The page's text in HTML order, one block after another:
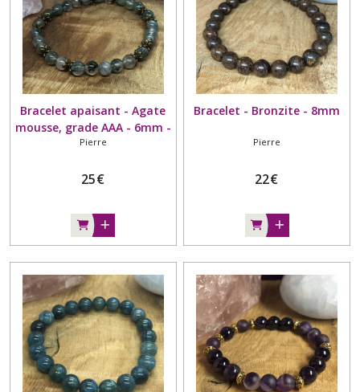
Bracelet apaisant - Agate
mousse, grade AAA - 6mm -
Entoure perle bronze
Pierre
25€
Bracelet - Bronzite - 8mm
Pierre
22€